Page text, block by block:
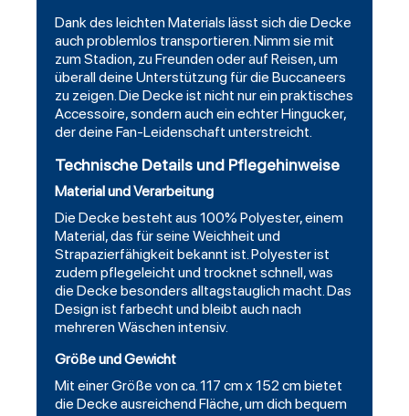
Dank des leichten Materials lässt sich die Decke
auch problemlos transportieren. Nimm sie mit
zum Stadion, zu Freunden oder auf Reisen, um
überall deine Unterstützung für die Buccaneers
zu zeigen. Die Decke ist nicht nur ein praktisches
Accessoire, sondern auch ein echter Hingucker,
der deine Fan-Leidenschaft unterstreicht.
Technische Details und Pflegehinweise
Material und Verarbeitung
Die Decke besteht aus 100% Polyester, einem
Material, das für seine Weichheit und
Strapazierfähigkeit bekannt ist. Polyester ist
zudem pflegeleicht und trocknet schnell, was
die Decke besonders alltagstauglich macht. Das
Design ist farbecht und bleibt auch nach
mehreren Wäschen intensiv.
Größe und Gewicht
Mit einer Größe von ca. 117 cm x 152 cm bietet
die Decke ausreichend Fläche, um dich bequem